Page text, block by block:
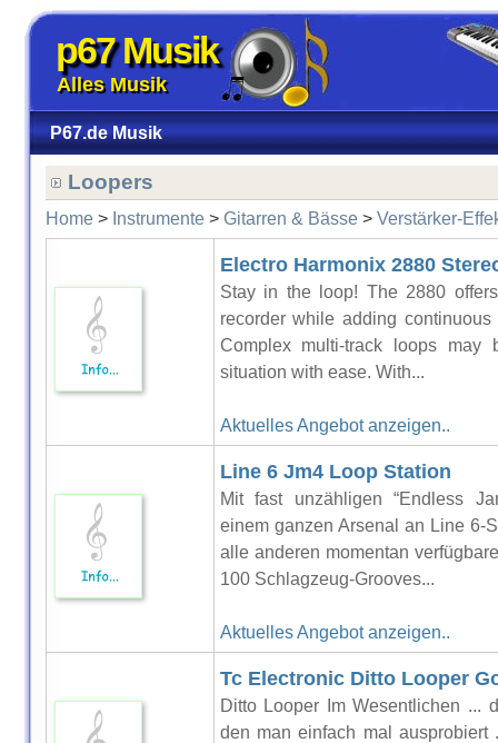
p67 Musik
Alles Musik
P67.de Musik
Loopers
Home> Instrumente> Gitarren & Bässe> Verstärker-
Electro Harmonix 2880
Stay in the loop! The 2880
recorder while adding
Complex multi-track loops
situation with ease. With...
Aktuelles Angebot anzeigen..
Line 6 Jm4 Loop Station
Mit fast unzähligen “Endless
einem ganzen Arsenal an Line
alle anderen momentan
100 Schlagzeug-Grooves...
Aktuelles Angebot anzeigen..
Tc Electronic Ditto Looper
Ditto Looper Im Wesentlichen ...
den man einfach mal